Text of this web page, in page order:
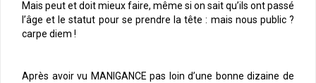
Mais peut et doit mieux faire, même si on sait qu’ils ont passé
l’âge et le statut pour se prendre la tête : mais nous public ?
carpe diem !
Après avoir vu MANIGANCE pas loin d’une bonne dizaine de